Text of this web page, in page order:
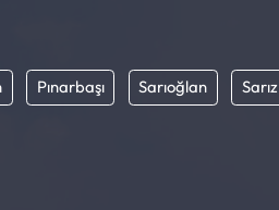
Pınarbaşı Sarıoğlan Sarız